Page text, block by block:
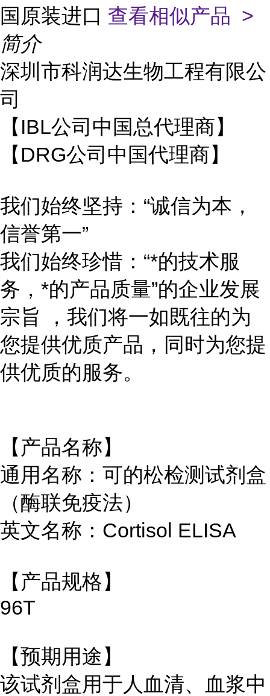
国原装进口 查看相似产品 >
简介
深圳市科润达生物工程有限公
司
【IBL公司中国总代理商】
【DRG公司中国代理商】
我们始终坚持：“诚信为本，
信誉第一”
我们始终珍惜：“*的技术服
务，*的产品质量”的企业发展
宗旨 ，我们将一如既往的为
您提供优质产品，同时为您提
供优质的服务。
【产品名称】
通用名称：可的松检测试剂盒
（酶联免疫法）
英文名称：Cortisol ELISA
【产品规格】
96T
【预期用途】
该试剂盒用于人血清、血浆中